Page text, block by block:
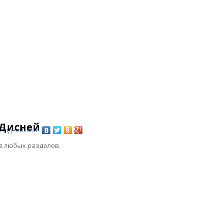
Поделиться
любых разделов.